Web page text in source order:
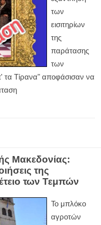
των
εισιτηρίων
της
παράτασης
των
τα Τίρανα" αποφάσισαν να
Μακεδονίας:
της
των Τεμπών
Το μπλόκο
αγροτών